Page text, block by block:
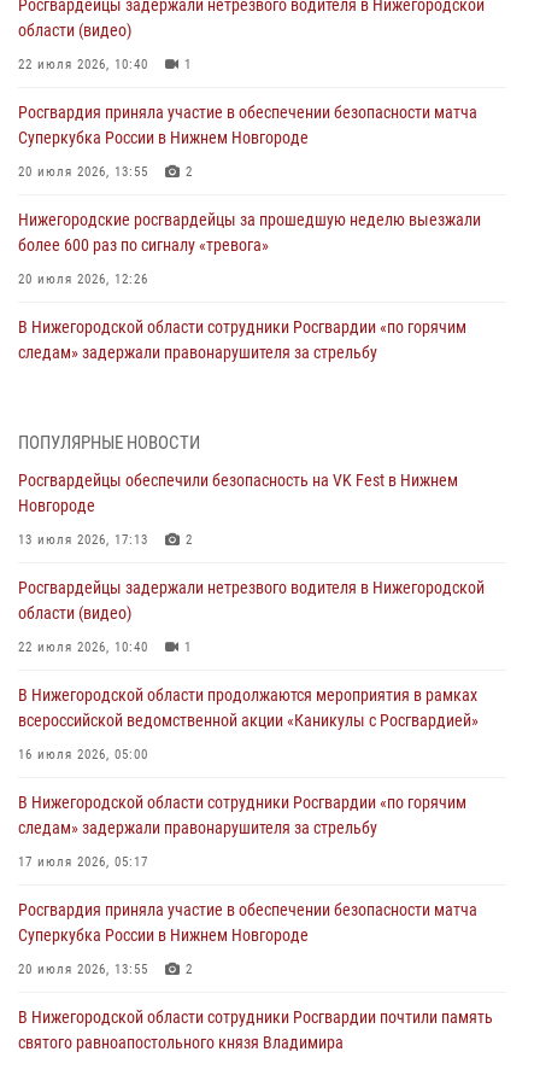
Росгвардейцы задержали нетрезвого водителя в Нижегородской
области (видео)
22 июля 2026, 10:40 1
Росгвардия приняла участие в обеспечении безопасности матча
Суперкубка России в Нижнем Новгороде
20 июля 2026, 13:55 2
Нижегородские росгвардейцы за прошедшую неделю выезжали
более 600 раз по сигналу «тревога»
20 июля 2026, 12:26
В Нижегородской области сотрудники Росгвардии «по горячим
следам» задержали правонарушителя за стрельбу
В Нижегородской области продолжаются мероприятия в рамках
16 июля 2026, 05:00
Росгвардейцы обеспечили безопасность на VK Fest в Нижнем
13 июля 2026, 17:13
Нижегородские росгвардейцы за прошедшую неделю выезжали
13 июля 2026, 06:45
Росгвардейцы предотвратили серию краж в Нижнем Новгороде
ПОПУЛЯРНЫЕ НОВОСТИ
Росгвардейцы обеспечили безопасность на VK Fest в Нижнем
Новгороде
13 июля 2026, 17:13 2
Росгвардейцы задержали нетрезвого водителя в Нижегородской
области (видео)
22 июля 2026, 10:40 1
В Нижегородской области продолжаются мероприятия в рамках
всероссийской ведомственной акции «Каникулы с Росгвардией»
16 июля 2026, 05:00
В Нижегородской области сотрудники Росгвардии «по горячим
следам» задержали правонарушителя за стрельбу
17 июля 2026, 05:17
Росгвардия приняла участие в обеспечении безопасности матча
Суперкубка России в Нижнем Новгороде
20 июля 2026, 13:55 2
В Нижегородской области сотрудники Росгвардии почтили память
святого равноапостольного князя Владимира